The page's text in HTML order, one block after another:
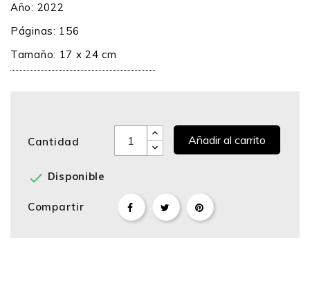
Año: 2022
Páginas: 156
Tamaño: 17 x 24 cm
Cantidad Añadir al carrito
 Disponible
Compartir